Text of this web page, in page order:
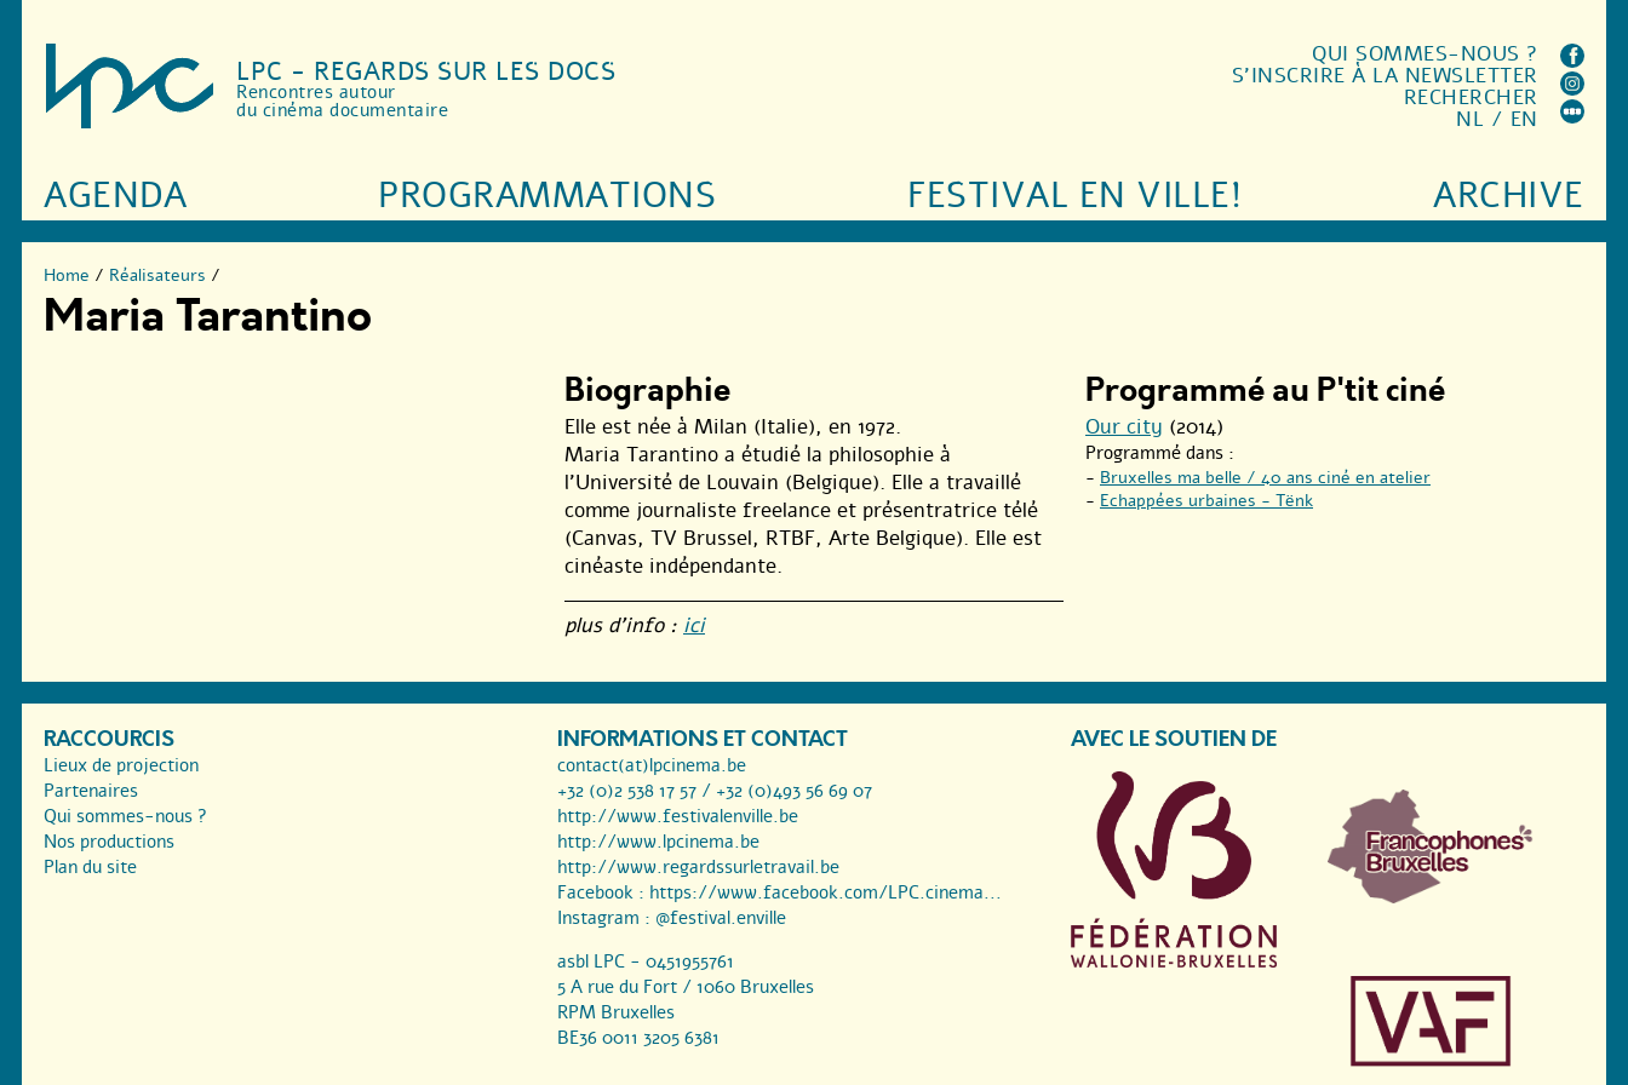
LPC - REGARDS SUR LES DOCS
Rencontres autour
du cinéma documentaire
AGENDA PROGRAMMATIONS FESTIVAL EN VILLE! ARCHIVE
QUI SOMMES-NOUS ?
S'INSCRIRE À LA NEWSLETTER
RECHERCHER
NL / EN
Home / Réalisateurs /
Maria Tarantino
Biographie
Elle est née à Milan (Italie), en 1972.
Maria Tarantino a étudié la philosophie à
l’Université de Louvain (Belgique). Elle a travaillé
comme journaliste freelance et présentratrice télé
(Canvas, TV Brussel, RTBF, Arte Belgique). Elle est
cinéaste indépendante.
plus d’info : ici
Programmé au P'tit ciné
Our city (2014)
Programmé dans :
- Bruxelles ma belle / 40 ans ciné en atelier
- Echappées urbaines - Tënk
RACCOURCIS
Lieux de projection
Partenaires
Qui sommes-nous ?
Nos productions
Plan du site
INFORMATIONS ET CONTACT
contact(at)lpcinema.be
+32 (0)2 538 17 57 / +32 (0)493 56 69 07
http://www.festivalenville.be
http://www.lpcinema.be
http://www.regardssurletravail.be
Facebook : https://www.facebook.com/LPC.cinema...
Instagram : @festival.enville
asbl LPC - 0451955761
5 A rue du Fort / 1060 Bruxelles
RPM Bruxelles
BE36 0011 3205 6381
AVEC LE SOUTIEN DE